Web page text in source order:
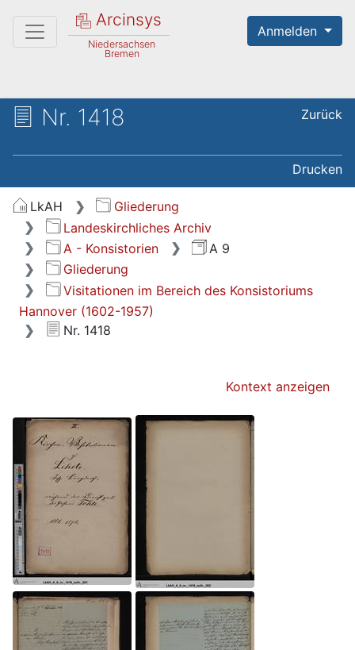
Arcinsys
Niedersachsen
Bremen
Anmelden
Nr. 1418 Zurück
Drucken
LkAH
Gliederung
Landeskirchliches Archiv
A - Konsistorien
A 9
Gliederung
Visitationen im Bereich des Konsistoriums
Hannover (1602-1957)
Nr. 1418
Kontext anzeigen